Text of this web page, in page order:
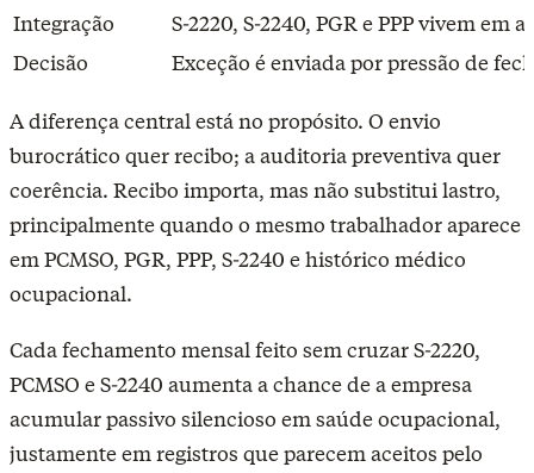
Integração
S-2220, S-2240, PGR e PPP vivem em
Decisão
Exceção é enviada por pressão de
A diferença central está no propósito. O envio
burocrático quer recibo; a auditoria preventiva quer
coerência. Recibo importa, mas não substitui lastro,
principalmente quando o mesmo trabalhador aparece
em PCMSO, PGR, PPP, S-2240 e histórico médico
ocupacional.
Cada fechamento mensal feito sem cruzar S-2220,
PCMSO e S-2240 aumenta a chance de a empresa
acumular passivo silencioso em saúde ocupacional,
justamente em registros que parecem aceitos pelo